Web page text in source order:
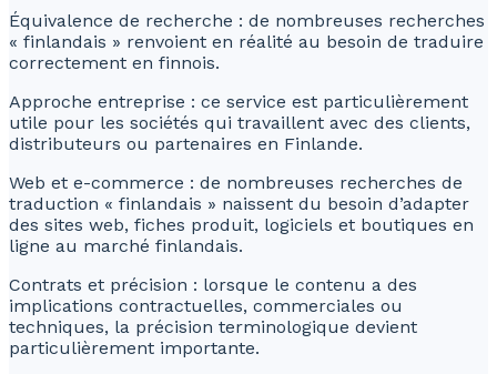
Équivalence de recherche : de nombreuses recherches
« finlandais » renvoient en réalité au besoin de traduire
correctement en finnois.
Approche entreprise : ce service est particulièrement
utile pour les sociétés qui travaillent avec des clients,
distributeurs ou partenaires en Finlande.
Web et e-commerce : de nombreuses recherches de
traduction « finlandais » naissent du besoin d’adapter
des sites web, fiches produit, logiciels et boutiques en
ligne au marché finlandais.
Contrats et précision : lorsque le contenu a des
implications contractuelles, commerciales ou
techniques, la précision terminologique devient
particulièrement importante.